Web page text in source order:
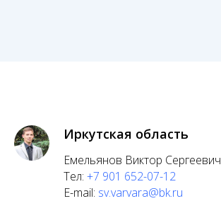
Иркутская область
Емельянов Виктор Сергеевич
Тел: +7 901 652-07-12
E-mail: sv.varvara@bk.ru